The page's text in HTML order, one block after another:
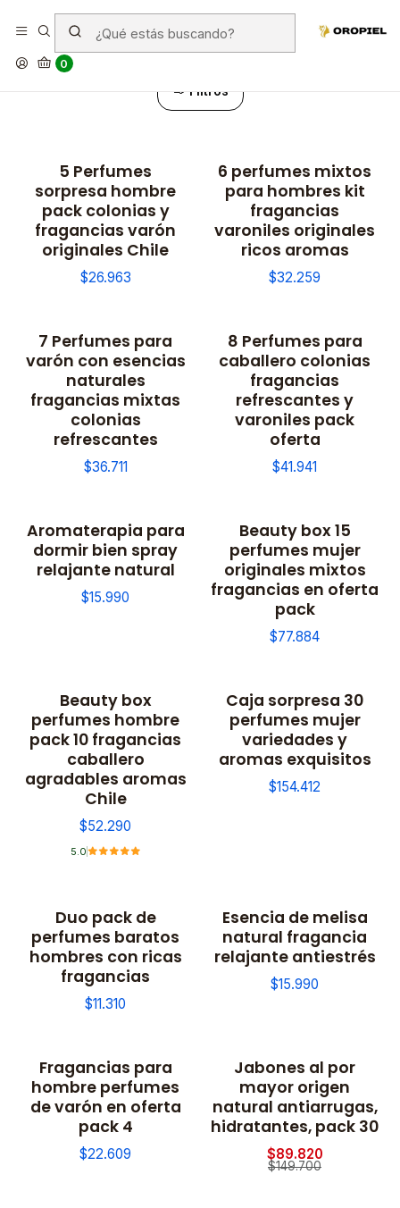
0
Perfumes
Filtros
5 Perfumes
sorpresa hombre
pack colonias y
fragancias varón
originales Chile
$26.963
6 perfumes mixtos
para hombres kit
fragancias
varoniles originales
ricos aromas
$32.259
7 Perfumes para
varón con esencias
naturales
fragancias mixtas
colonias
refrescantes
$36.711
8 Perfumes para
caballero colonias
fragancias
refrescantes y
varoniles pack
oferta
$41.941
Aromaterapia para
dormir bien spray
relajante natural
$15.990
Beauty box 15
perfumes mujer
originales mixtos
fragancias en oferta
pack
$77.884
Beauty box
perfumes hombre
pack 10 fragancias
caballero
agradables aromas
Chile
$52.290
5.0
Caja sorpresa 30
perfumes mujer
variedades y
aromas exquisitos
$154.412
Duo pack de
perfumes baratos
hombres con ricas
fragancias
$11.310
Esencia de melisa
natural fragancia
relajante antiestrés
$15.990
Fragancias para
hombre perfumes
de varón en oferta
pack 4
$22.609
-40% OFF
Jabones al por
mayor origen
natural antiarrugas,
hidratantes, pack 30
$89.820
$149.700